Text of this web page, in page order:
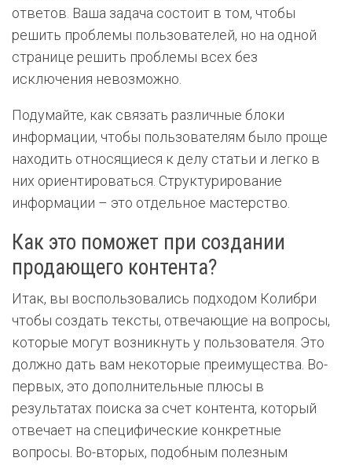
ответов. Ваша задача состоит в том, чтобы
решить проблемы пользователей, но на одной
странице решить проблемы всех без
исключения невозможно.
Подумайте, как связать различные блоки
информации, чтобы пользователям было проще
находить относящиеся к делу статьи и легко в
них ориентироваться. Структурирование
информации – это отдельное мастерство.
Как это поможет при создании
продающего контента?
Итак, вы воспользовались подходом Колибри
чтобы создать тексты, отвечающие на вопросы,
которые могут возникнуть у пользователя. Это
должно дать вам некоторые преимущества. Во-
первых, это дополнительные плюсы в
результатах поиска за счет контента, который
отвечает на специфические конкретные
вопросы. Во-вторых, подобным полезным